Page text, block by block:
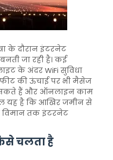
के दौरान इंटरनेट
जा रही है। कई
के अंदर WiFi सुविधा
फीट की ऊंचाई पर भी मैसेज
सकते हैं और ऑनलाइन काम
यह है कि आखिर जमीन से
तक इंटरनेट
चलता है